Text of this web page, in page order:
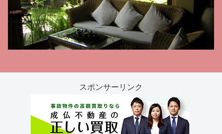
スポンサーリンク